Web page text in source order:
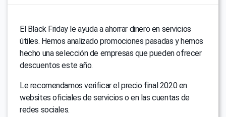
El Black Friday le ayuda a ahorrar dinero en servicios
útiles. Hemos analizado promociones pasadas y hemos
hecho una selección de empresas que pueden ofrecer
descuentos este año.
Le recomendamos verificar el precio final 2020 en
websites oficiales de servicios o en las cuentas de
redes sociales.